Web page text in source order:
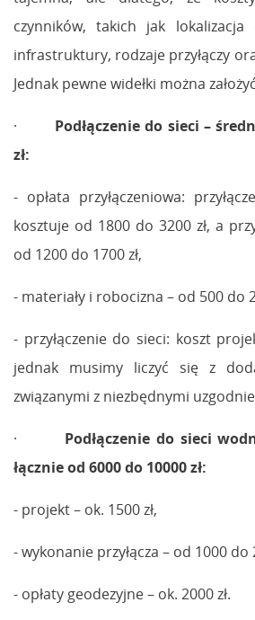
czynników, takich jak lokalizacja
infrastruktury, rodzaje przyłączy
Jednak pewne widełki można
· Podłączenie do sieci –
zł:
- opłata przyłączeniowa:
kosztuje od 1800 do 3200 zł, a
od 1200 do 1700 zł,
- materiały i robocizna – od 500 do
- przyłączenie do sieci: koszt
jednak musimy liczyć się z
związanymi z niezbędnymi
· Podłączenie do sieci
łącznie od 6000 do 10000 zł:
- projekt – ok. 1500 zł,
- wykonanie przyłącza – od 1000 do
- opłaty geodezyjne – ok. 2000 zł.